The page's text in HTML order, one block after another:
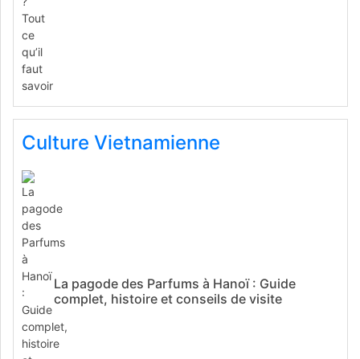
Culture Vietnamienne
La pagode des Parfums à Hanoï : Guide
complet, histoire et conseils de visite